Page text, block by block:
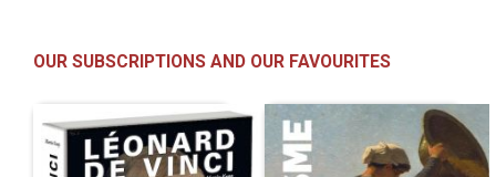
OUR SUBSCRIPTIONS AND OUR FAVOURITES